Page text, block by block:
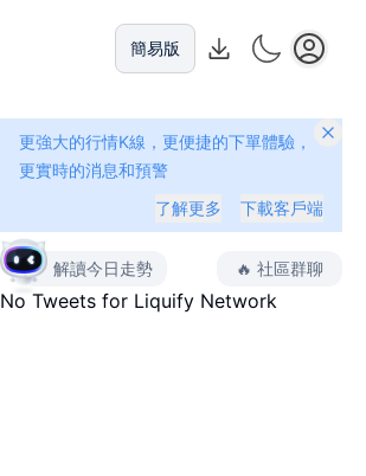
簡易版
更強大的行情K線，更便捷的下單體驗，
更實時的消息和預警
了解更多
下載客戶端
解讀今日走勢 🔥 社區群聊
No Tweets for Liquify Network